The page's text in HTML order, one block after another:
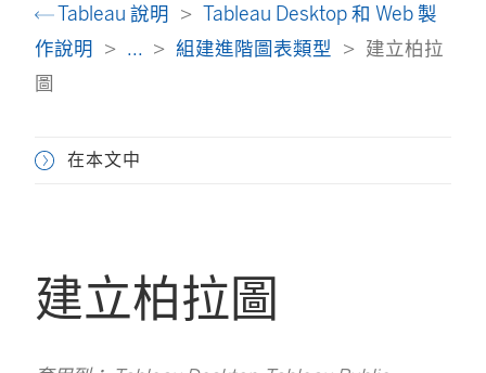
Tableau 說明
Tableau Desktop 和 Web 製
作說明
... 組建進階圖表類型
建立柏拉
圖
在本文中
建立柏拉圖